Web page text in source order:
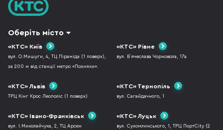
Оберіть місто
«КТС» Київ
вул. О.Мишуги, 4, ТЦ Піраміда (1 поверх),
за 200 м від станції метро «Позняки».
«КТС» Рівне
вул. В`ячеслава Чорновола, 17а
«КТС» Львів
ТРЦ Кінг Крос Леополіс (1 поверх)
«КТС» Тернопіль
вул. Сагайдачного, 1
«КТС» Івано-Франківськ
вул. І.Миколайчука, 2, ТЦ Арсен
«КТС» Луцьк
вул. Сухомлинського, 1, ТРЦ ПортCity (2